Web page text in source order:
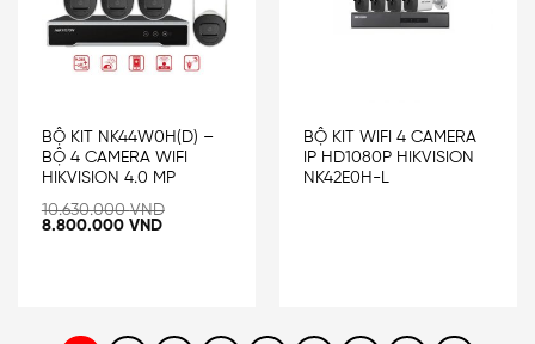
BỘ KIT NK44W0H(D) –
BỘ 4 CAMERA WIFI
HIKVISION 4.0 MP
10.630.000VND
8.800.000 VND
wishlist
BỘ KIT WIFI 4 CAMERA
IP HD1080P HIKVISION
NK42E0H-L